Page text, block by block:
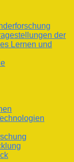
der
Lernen und